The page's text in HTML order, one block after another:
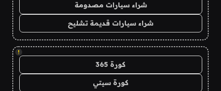
شراء سيارات مصدومة
شراء سيارات قديمة تشليح
!
كورة 365
كورة سيتي